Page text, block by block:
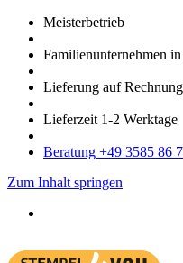
Meister­betrieb
Familien­unter­nehmen
Lieferung auf Rech­nung
Liefer­zeit 1-2 Werk­tage
Bera­tung +49 3585 86
Zum Inhalt springen